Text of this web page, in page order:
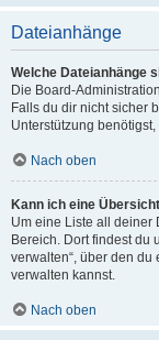
Dateianhänge
Welche Dateianhänge
Die Board-
Falls du dir nicht sicher
Unterstützung
Nach oben
Kann ich eine
Um eine Liste all deiner
Bereich. Dort findest du
verwalten“, über den
verwalten kannst.
Nach oben